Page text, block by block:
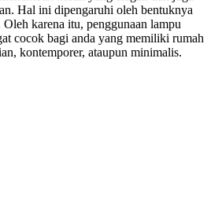
Hal ini dipengaruhi oleh bentuknya
karena itu, penggunaan lampu
cocok bagi anda yang memiliki rumah
kontemporer, ataupun minimalis.